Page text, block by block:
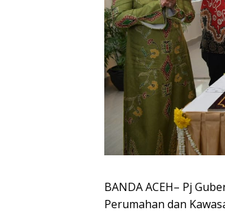
BANDA ACEH– Pj
Perumahan dan